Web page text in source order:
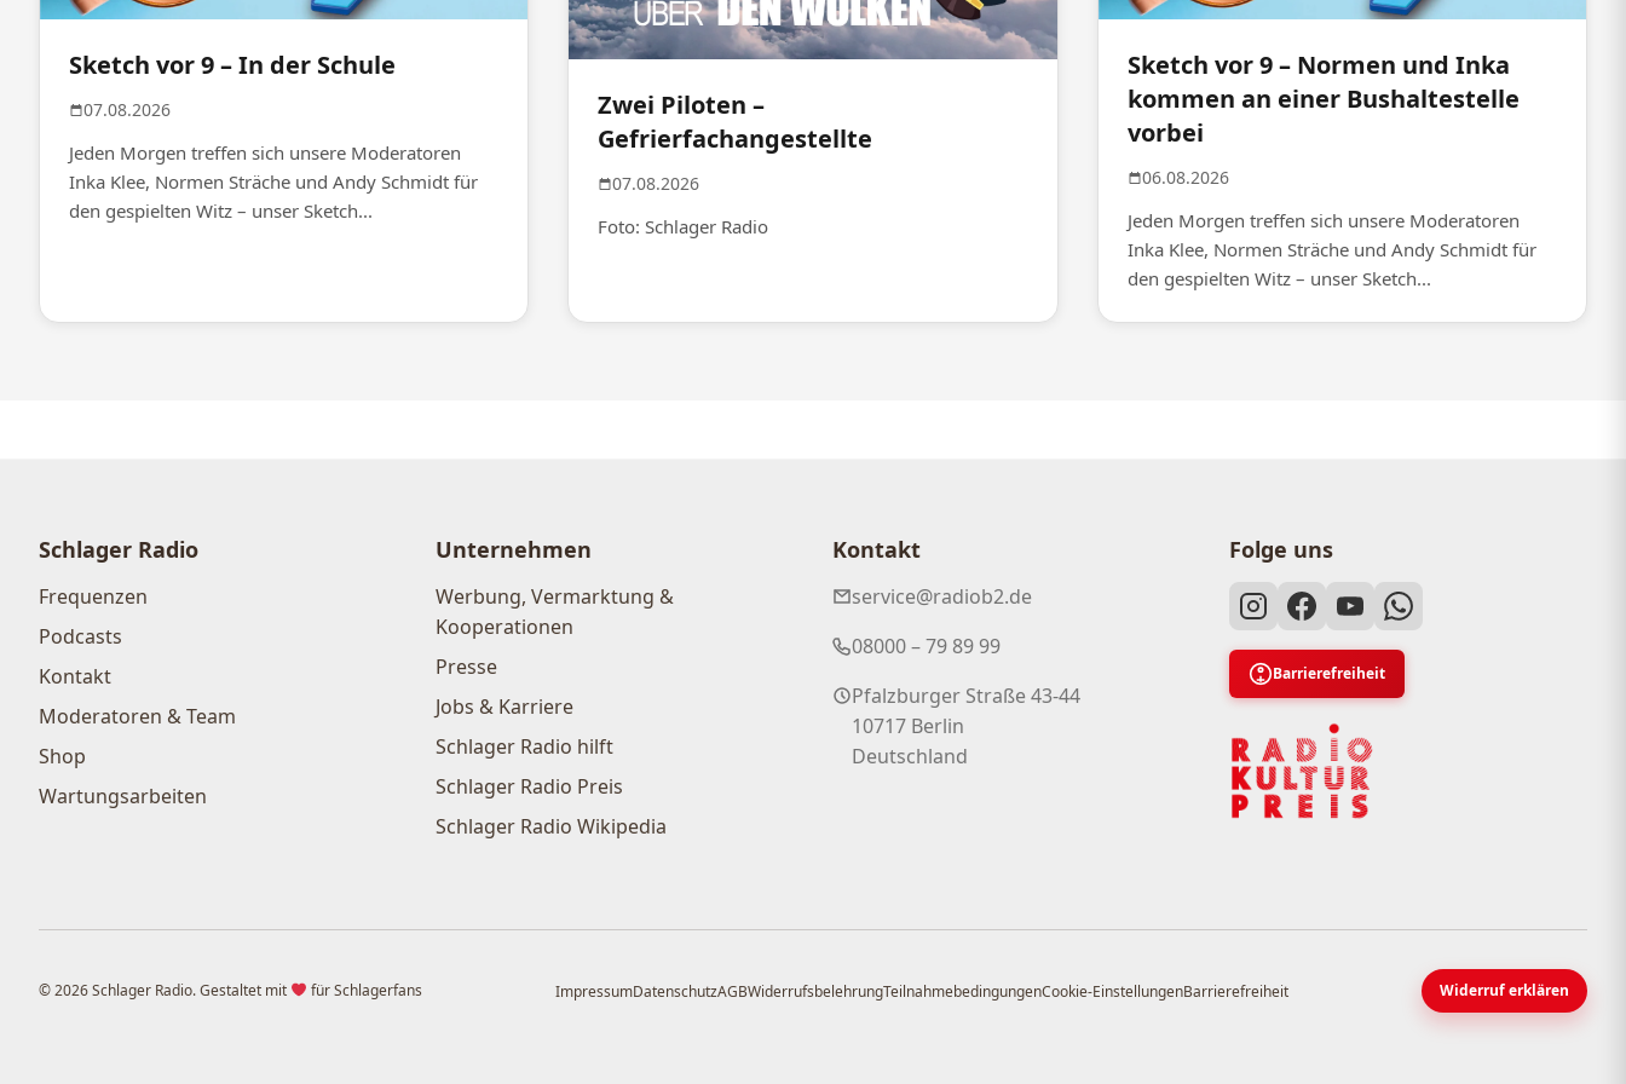
Sketch vor 9 – In der Schule
07.08.2026
Jeden Morgen treffen sich unsere Moderatoren
Inka Klee, Normen Sträche und Andy Schmidt für
den gespielten Witz – unser Sketch...
Zwei Piloten –
Gefrierfachangestellte
07.08.2026
Foto: Schlager Radio
Sketch vor 9 – Normen und Inka
kommen an einer Bushaltestelle
vorbei
06.08.2026
Jeden Morgen treffen sich unsere Moderatoren
Inka Klee, Normen Sträche und Andy Schmidt für
den gespielten Witz – unser Sketch...
Schlager Radio
Frequenzen
Podcasts
Kontakt
Moderatoren & Team
Shop
Wartungsarbeiten
Unternehmen
Werbung, Vermarktung &
Kooperationen
Presse
Jobs & Karriere
Schlager Radio hilft
Schlager Radio Preis
Schlager Radio Wikipedia
Kontakt
service@radiob2.de
08000 – 79 89 99
Pfalzburger Straße 43-44
10717 Berlin
Deutschland
Folge uns
Barrierefreiheit
© 2026 Schlager Radio. Gestaltet mit für Schlagerfans ImpressumDatenschutzAGBWiderrufsbelehrungTeilnahmebedingungenCookie-EinstellungenBarrierefreiheit Widerruf erklären